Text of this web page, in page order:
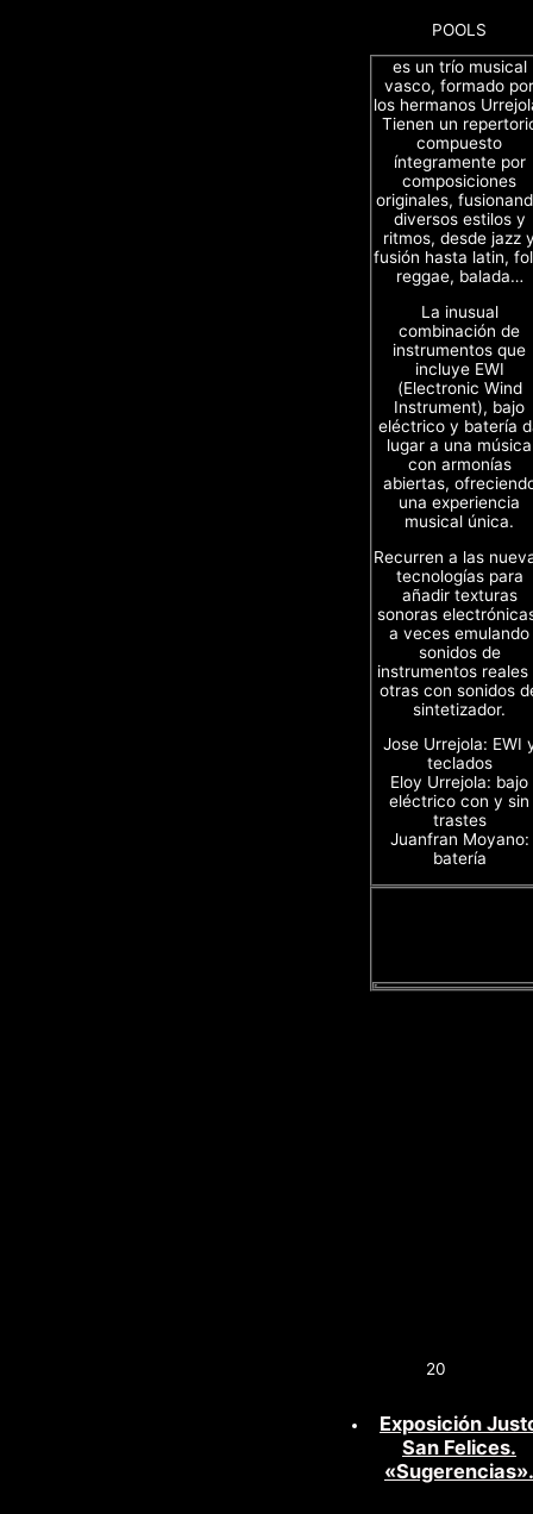
POOLS
es un trío musical
vasco, formado por
los hermanos
Tienen un
compuesto
íntegramente por
composiciones
originales,
diversos estilos y
ritmos, desde jazz
fusión hasta latin,
reggae, balada…
La inusual
combinación de
instrumentos que
incluye EWI
(Electronic Wind
Instrument), bajo
eléctrico y batería
lugar a una música
con armonías
abiertas,
una experiencia
musical única.
Recurren a las
tecnologías para
añadir texturas
sonoras
a veces emulando
sonidos de
instrumentos reales
otras con sonidos
sintetizador.
Jose Urrejola: EWI
teclados
Eloy Urrejola: bajo
eléctrico con y sin
trastes
Juanfran Moyano:
batería
20
Exposición
San Felices.
«Sugerencias».